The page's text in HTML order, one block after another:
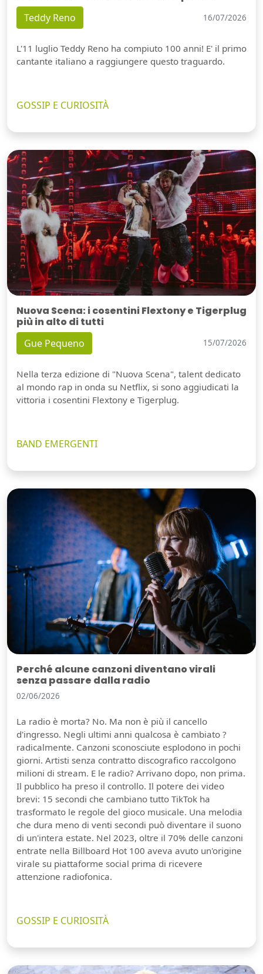
Teddy Reno 16/07/2026
L'11 luglio Teddy Reno ha compiuto 100 anni! E' il primo
cantante italiano a raggiungere questo traguardo.
GOSSIP E CURIOSITÀ
Nuova Scena: i cosentini Flextony e Tigerplug
più in alto di tutti
Gue Pequeno 15/07/2026
Nella terza edizione di "Nuova Scena", talent dedicato
al mondo rap in onda su Netflix, si sono aggiudicati la
vittoria i cosentini Flextony e Tigerplug.
BAND EMERGENTI
Perché alcune canzoni diventano virali
senza passare dalla radio
02/06/2026
La radio è morta? No. Ma non è più il cancello
d'ingresso. Negli ultimi anni qualcosa è cambiato ?
radicalmente. Canzoni sconosciute esplodono in pochi
giorni. Artisti senza contratto discografico raccolgono
milioni di stream. E le radio? Arrivano dopo, non prima.
Il pubblico ha preso il controllo. Il potere dei video
brevi: 15 secondi che cambiano tutto TikTok ha
trasformato le regole del gioco musicale. Una melodia
che dura meno di venti secondi può diventare il suono
di un'intera estate. Nel 2023, oltre il 70% delle canzoni
entrate nella Billboard Hot 100 aveva avuto un'origine
virale su piattaforme social prima di ricevere
attenzione radiofonica.
GOSSIP E CURIOSITÀ